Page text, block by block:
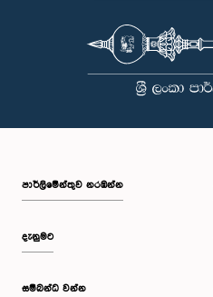
පාර්ලි‌මේන්තුව නරඹන්න
දැනුමට
සම්බන්ධ වන්න